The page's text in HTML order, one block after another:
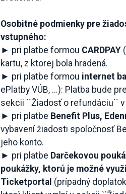
Osobitné podmienky pre
vstupného:
► pri platbe formou CARDPAY
kartu, z ktorej bola hradená.
► pri platbe formou internet
ePlatby VÚB, ...): Platba bude
sekcii ``Žiadosť o refundáciu``
► pri platbe Benefit Plus,
vybavení žiadosti spoločnosť
jeho konto.
► pri platbe Darčekovou
poukážky, ktorú je možné
Ticketportal (prípadný